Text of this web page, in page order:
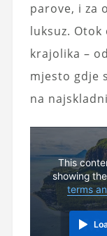
parove, i za
luksuz.
krajolika –
mjesto gdje
na
This
showing
terms